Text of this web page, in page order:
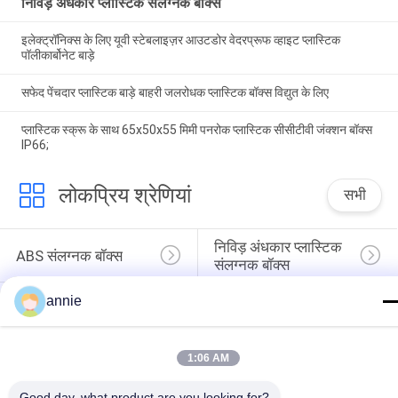
इलेक्ट्रॉनिक्स के लिए यूवी स्टेबलाइज़र आउटडोर वेदरप्रूफ व्हाइट प्लास्टिक
पॉलीकार्बोनेट बाड़े
सफेद पेंचदार प्लास्टिक बाड़े बाहरी जलरोधक प्लास्टिक बॉक्स विद्युत के लिए
प्लास्टिक स्क्रू के साथ 65x50x55 मिमी पनरोक प्लास्टिक सीसीटीवी जंक्शन बॉक्स
IP66;
लोकप्रिय श्रेणियां सभी
ABS संलग्नक बॉक्स
निविड़ अंधकार प्लास्टिक
संलग्नक बॉक्स
प्लास्टिक इलेक्ट्रिकल
जंक्शन बॉक्स
हिंगेड प्लास्टिक एनक्लोजर
annie
1:06 AM